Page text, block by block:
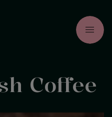
menu
Coffee